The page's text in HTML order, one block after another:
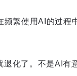
频繁使用AI的过程
化了。不是AI有